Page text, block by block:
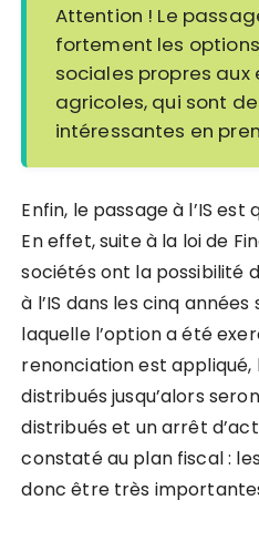
Attention ! Le
fortement les
sociales propres
agricoles, qui sont
intéressantes en
Enfin, le passage à l’IS
En effet, suite à la loi de
sociétés ont la possibilité
à l’IS dans les cinq
laquelle l’option a été
renonciation est appliqué,
distribués jusqu’alors
distribués et un arrêt
constaté au plan fiscal :
donc être très